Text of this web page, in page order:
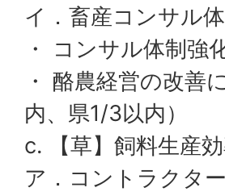
イ．畜産コンサル
・ コンサル体制強
・ 酪農経営の改善
内、県1/3以内）
c. 【草】飼料生産
ア．コントラクタ